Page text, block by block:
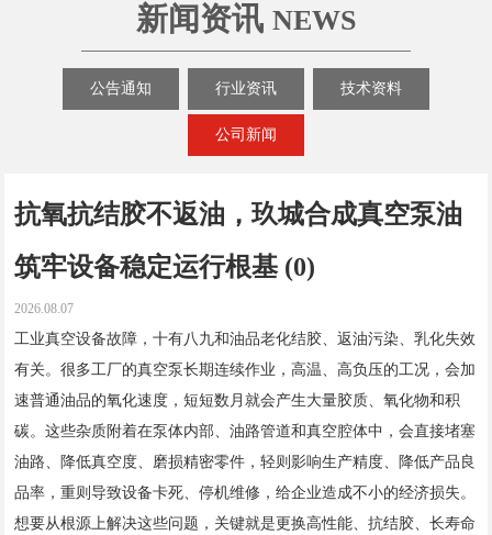
新闻资讯 NEWS
公告通知 行业资讯 技术资料
公司新闻
抗氧抗结胶不返油，玖城合成真空泵油
筑牢设备稳定运行根基 (0)
2026.08.07
工业真空设备故障，十有八九和油品老化结胶、返油污染、乳化失效
有关。很多工厂的真空泵长期连续作业，高温、高负压的工况，会加
速普通油品的氧化速度，短短数月就会产生大量胶质、氧化物和积
碳。这些杂质附着在泵体内部、油路管道和真空腔体中，会直接堵塞
油路、降低真空度、磨损精密零件，轻则影响生产精度、降低产品良
品率，重则导致设备卡死、停机维修，给企业造成不小的经济损失。
想要从根源上解决这些问题，关键就是更换高性能、抗结胶、长寿命